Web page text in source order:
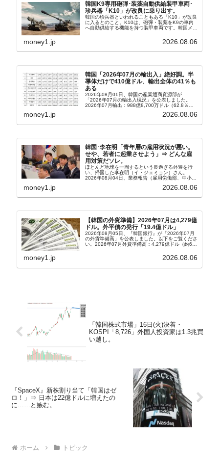
韓国K9専用砲弾･装薬自動供給装甲車両･
珍兵器「K10」が改良に乗り出す。
韓国の珍兵器といわれることもある「K10」が改良
に入るとのこと。K10は、砲弾・装薬をK9の車内
へ自動供給する機能を持つ装甲車両です。韓国メデ
から以下に一部を引きます。2005年に初めて...
money1.jp 2026.08.06
韓国「2026年07月の輸出入」絶好調。半
導体だけで410億ドル、輸出全体の41％も
ある
2026年08月01日、韓国の産業通商資源部が
「2026年07月の輸出入現況」を公表しました。
2026年07月輸出：988億8,700万ドル（62.8％）
money1.jp 2026.08.06
韓国･李在明「青年層の雇用状況が悪い。
せや、若者に起業させよう」⇒ どんな雇
用対策だソレ。
ほとんど地球を一周するという長過ぎる外遊を行
い、帰国した李在明（イ・ジェミョン）さん。
2026年08月04日、業務報告（雇用労働部、中小ベ
上、韓国大統領に成りおおせた李在明（イ・ジェミ
money1.jp 2026.08.06
【韓国の外貨準備】2026年07月は4,279億
ドル。外平債の発行「19.4億ドル」
2026年08月05日、『韓国銀行』が「2026年07月
の外貨準備高」を公表しました。以下をご覧くださ
い。2026年07月外貨準備高：4,279億ドル（約67
money1.jp 2026.08.06
「韓国株式市場」16日(火)決着・
KOSPI「8,726」外国人投資家は1.3兆買
い越し。
『SpaceX』新株割り当て「韓国はゼ
ロ！」⇒ 日本は22億ドルに増えたの
に……と嫉む。
ホーム トピック